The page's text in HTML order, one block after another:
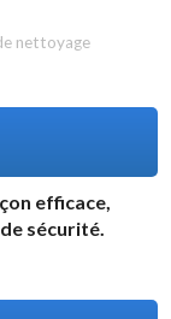
nettoyage
efficace,
sécurité.